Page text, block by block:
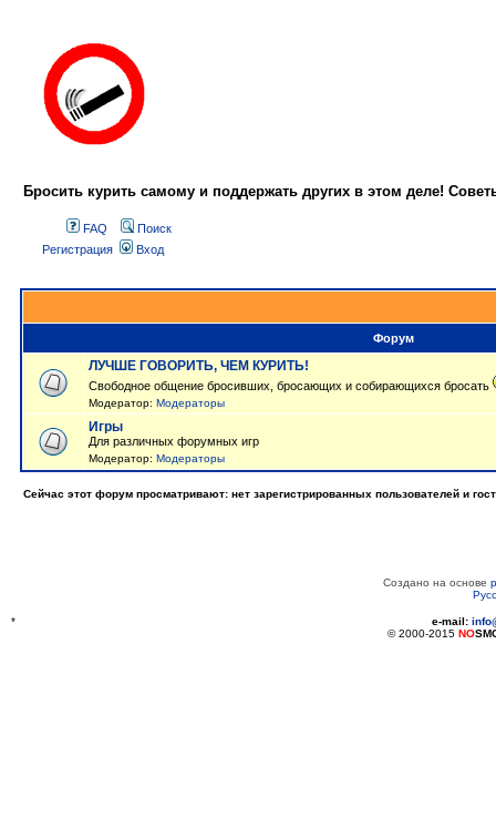
Бросить курить самому и поддержать других в этом деле!
FAQ
Поиск
Регистрация
Вход
Форум
ЛУЧШЕ ГОВОРИТЬ, ЧЕМ КУРИТЬ!
Свободное общение бросивших, бросающих и собирающихся бросать
Модератор: Модераторы
Игры
Для различных форумных игр
Модератор: Модераторы
Сейчас этот форум просматривают: нет зарегистрированных пользователей и
Создано на основе
* e-mail:
© 2000-2015 NO